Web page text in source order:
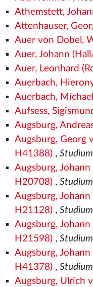
Athemstett,
Attenhauser,
Auer von Dobel,
Auer, Johann
Auer, Leonhard
Auerbach,
Auerbach, Michael
Aufsess,
Augsburg,
Augsburg, Georg
H41388), Studium
Augsburg,
H20708), Studium
Augsburg,
H21128), Studium
Augsburg,
H21598), Studium
Augsburg,
H41378), Studium
Augsburg, Ulrich